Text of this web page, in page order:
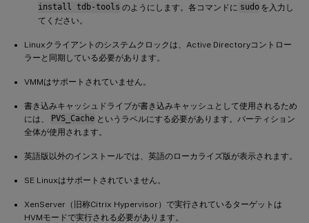
install tdb-tools のようにします。各コマンドに sudo を入力し
てください。
Linuxクライアントのシステムクロックは、Active Directoryコントロー
ラーと同期している必要があります。
VMMはサポートされていません。
書き込みキャッシュドライブが書き込みキャッシュとして使用されるため
には、
PVS_Cache というラベルにする必要があります。パーティション
全体が使用されます。
英語版以外のインストールでは、英語のローカライズ版が表示されます。
SE Linuxはサポートされていません。
XenServer（旧称Citrix Hypervisor）で実行されているターゲットは
HVMモードで実行される必要があります。